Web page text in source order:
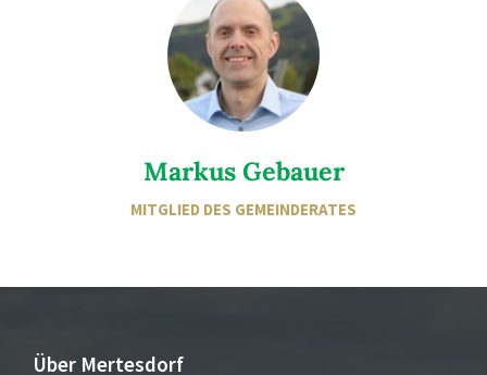
Markus Gebauer
MITGLIED DES GEMEINDERATES
Über Mertesdorf